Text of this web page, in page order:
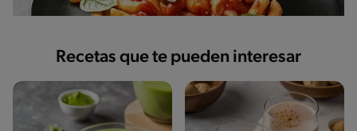
Recetas que te pueden interesar